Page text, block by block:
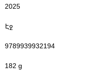
2025
Էջ
9789939932194
182 g